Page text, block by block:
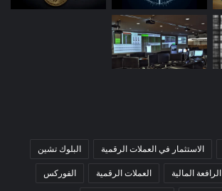
الاستثمار في العملات الرقمية البلوك تشين
الرافعة المالية العملات الرقمية الفوركس